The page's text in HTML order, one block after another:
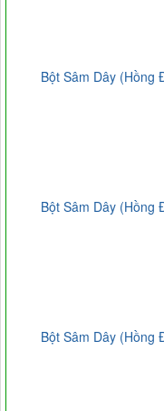
Bột Sâm Dây (Hồng
Bột Sâm Dây (Hồng
Bột Sâm Dây (Hồng